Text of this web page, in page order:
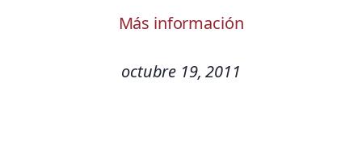
Más información
octubre 19, 2011